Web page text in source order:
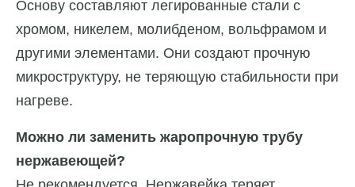
Основу составляют легированные стали с
хромом, никелем, молибденом, вольфрамом и
другими элементами. Они создают прочную
микроструктуру, не теряющую стабильности при
нагреве.
Можно ли заменить жаропрочную трубу
нержавеющей?